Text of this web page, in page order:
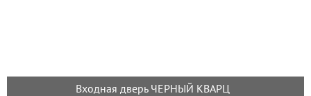
Входная дверь ЧЕРНЫЙ КВАРЦ